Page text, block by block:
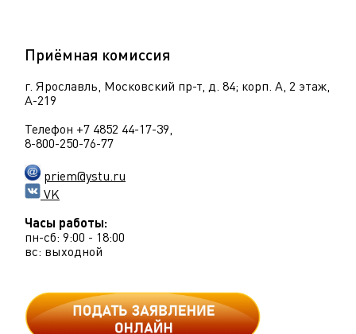
Приёмная комиссия
г. Ярославль, Московский пр-т, д. 84; корп. А, 2 этаж,
А-219
Телефон +7 4852 44-17-39,
8-800-250-76-77
priem@ystu.ru
VK
Часы работы:
пн-сб: 9:00 - 18:00
вс: выходной